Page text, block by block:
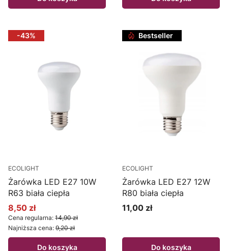
-43%
ECOLIGHT
Żarówka LED E27 10W
R63 biała ciepła
Cena promocyjna
8,50 zł
Cena regularna: 14,90 zł
Najniższa cena: 9,20 zł
Do koszyka
Bestseller
ECOLIGHT
Żarówka LED E27 12W
R80 biała ciepła
Cena
11,00 zł
Do koszyka